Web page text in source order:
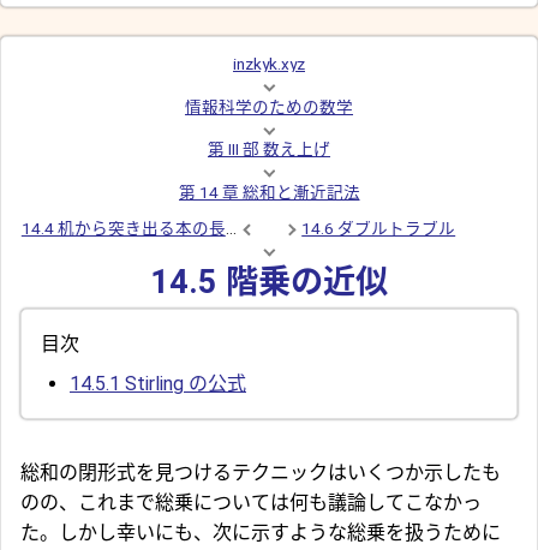
inzkyk.xyz
情報科学のための数学
第 III 部 数え上げ
第 14 章 総和と漸近記法
14.4 机から突き出る本の長さ
14.6 ダブルトラブル
14.5 階乗の近似
目次
14.5.1 Stirling の公式
総和の閉形式を見つけるテクニックはいくつか示したも
のの、これまで総乗については何も議論してこなかっ
た。しかし幸いにも、次に示すような総乗を扱うために